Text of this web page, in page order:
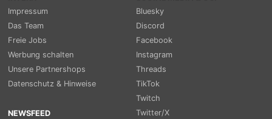
Impressum
Das Team
Freie Jobs
Werbung schalten
Unsere Partnershops
Datenschutz & Hinweise
NEWSFEED
Bluesky
Discord
Facebook
Instagram
Threads
TikTok
Twitch
Twitter/X